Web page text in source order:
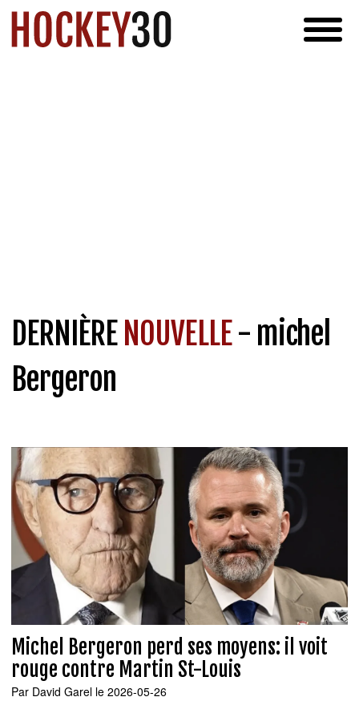
DERNIÈRENOUVELLE- michel
Bergeron
Michel Bergeron perd ses moyens: il voit
rouge contre Martin St-Louis
Par David Garel le 2026-05-26